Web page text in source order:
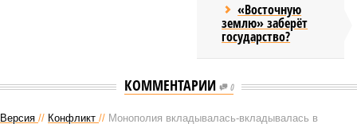
«Восточную
землю» заберёт
государство?
КОММЕНТАРИИ 0
Версия // Конфликт // Монополия вкладывалась-вкладывалась в